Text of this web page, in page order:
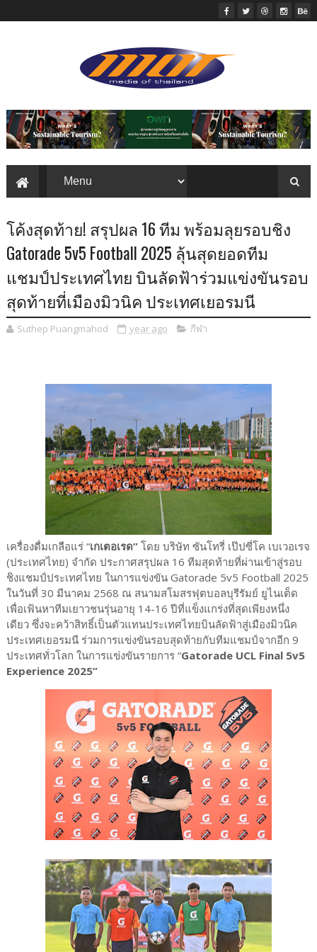
โค้งสุดท้าย! สรุปผล 16 ทีม พร้อมลุยรอบชิง
Gatorade 5v5 Football 2025 ลุ้นสุดยอดทีม
แชมป์ประเทศไทย บินลัดฟ้าร่วมแข่งขันรอบ
สุดท้ายที่เมืองมิวนิค ประเทศเยอรมนี
Suthep Puangmahod year ago กีฬา
เครื่องดื่มเกลือแร่ “เกเตอเรด” โดย บริษัท ซันโทรี่ เป๊ปซี่โค เบเวอเรจ
(ประเทศไทย) จำกัด ประกาศสรุปผล 16 ทีมสุดท้ายที่ผ่านเข้าสู่รอบ
ชิงแชมป์ประเทศไทย ในการแข่งขัน Gatorade 5v5 Football 2025
ในวันที่ 30 มีนาคม 2568 ณ สนามสโมสรฟุตบอลบุรีรัมย์ ยูไนเต็ด
เพื่อเฟ้นหาทีมเยาวชนรุ่นอายุ 14-16 ปีที่แข็งแกร่งที่สุดเพียงหนึ่ง
เดียว ซึ่งจะคว้าสิทธิ์เป็นตัวแทนประเทศไทยบินลัดฟ้าสู่เมืองมิวนิค
ประเทศเยอรมนี ร่วมการแข่งขันรอบสุดท้ายกับทีมแชมป์จากอีก 9
ประเทศทั่วโลก ในการแข่งขันรายการ “Gatorade UCL Final 5v5
Experience 2025”